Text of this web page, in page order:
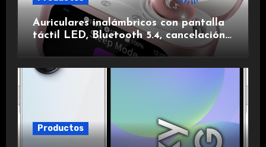
Auriculares inalámbricos con pantalla
táctil LED, Bluetooth 5.4, cancelación
de ruido, impermeables y de larga
duración.
Productos